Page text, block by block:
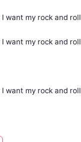
want my rock and roll